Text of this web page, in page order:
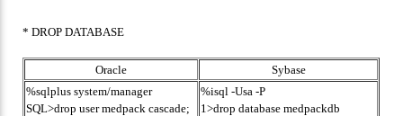
* DROP DATABASE
Oracle
Sybase
%sqlplus system/manager
SQL>drop user medpack cascade;
%isql -Usa -P
1>drop database medpackdb